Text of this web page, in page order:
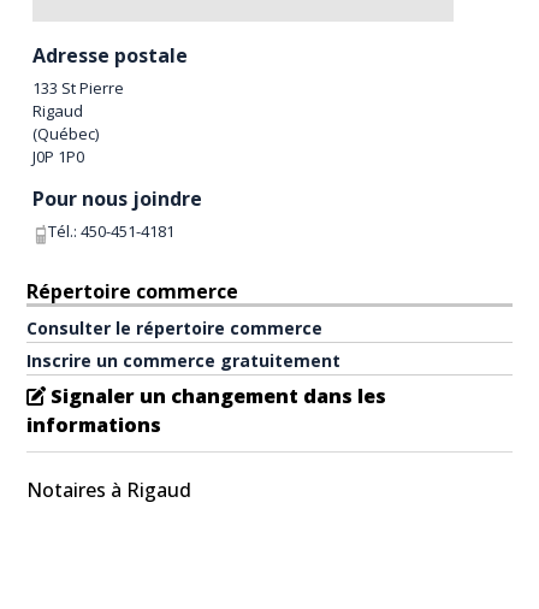
Adresse postale
133 St Pierre
Rigaud
(Québec)
J0P 1P0
Pour nous joindre
Tél.:450-451-4181
Répertoire commerce
Consulter le répertoire commerce
Inscrire un commerce gratuitement
Signaler un changement dans les
informations
Notaires à Rigaud